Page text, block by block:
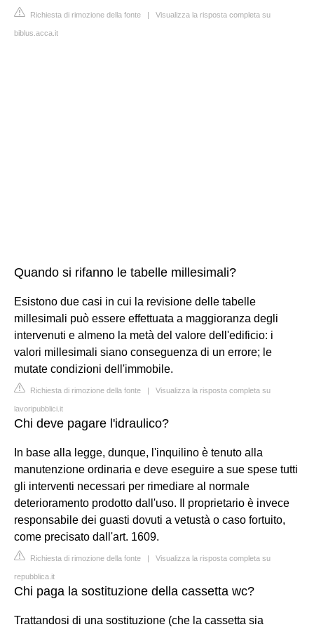
Richiesta di rimozione della fonte | Visualizza la risposta completa su
biblus.acca.it
Quando si rifanno le tabelle millesimali?
Esistono due casi in cui la revisione delle tabelle
millesimali può essere effettuata a maggioranza degli
intervenuti e almeno la metà del valore dell'edificio: i
valori millesimali siano conseguenza di un errore; le
mutate condizioni dell'immobile.
Richiesta di rimozione della fonte | Visualizza la risposta completa su
lavoripubblici.it
Chi deve pagare l'idraulico?
In base alla legge, dunque, l'inquilino è tenuto alla
manutenzione ordinaria e deve eseguire a sue spese tutti
gli interventi necessari per rimediare al normale
deterioramento prodotto dall'uso. Il proprietario è invece
responsabile dei guasti dovuti a vetustà o caso fortuito,
come precisato dall'art. 1609.
Richiesta di rimozione della fonte | Visualizza la risposta completa su
repubblica.it
Chi paga la sostituzione della cassetta wc?
Trattandosi di una sostituzione (che la cassetta sia